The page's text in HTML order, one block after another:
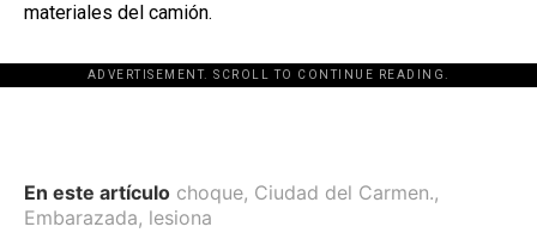
materiales del camión.
ADVERTISEMENT. SCROLL TO CONTINUE READING.
En este artículo choque, Ciudad del Carmen.,
Embarazada, lesiona